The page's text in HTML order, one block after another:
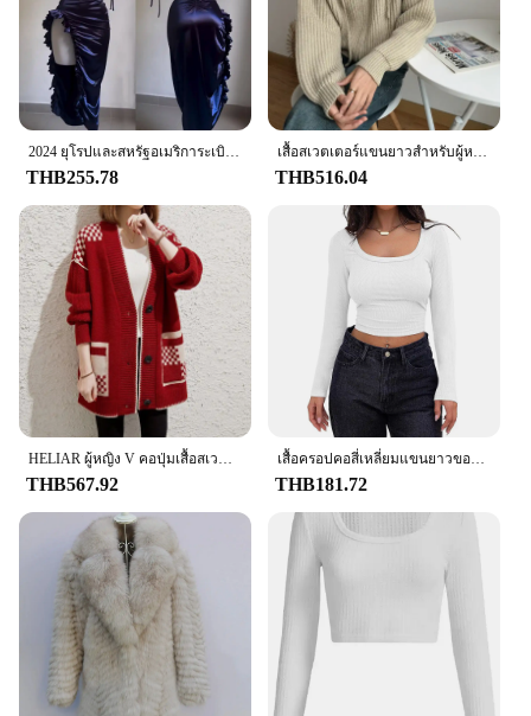
2024 ยุโรปและสหรัฐอเมริการะเบิดใหม่ Cross-border ชุดฤดูร้อนความรู้สึกอาวุโส Y2K เซ็กซี่ Halter Spice Girl ชุด
THB255.78
เสื้อสเวตเตอร์แขนยาวสำหรับผู้หญิงเสื้อนอกลำลองสไตล์เกาหลีเสื้อสเวตเตอร์ถักมีซิปเก๋ไก๋แฟชั่นผู้หญิง atasan Bahan rajut จัมเปอร์มีฮู้ดผู้หญิง
THB516.04
THB567.92
เสื้อครอปคอสี่เหลี่ยมแขนยาวของผู้หญิงเสื้อยืดท็อปแบบตัวสั้นลำลอง Y2K เข้ารูป
THB181.72